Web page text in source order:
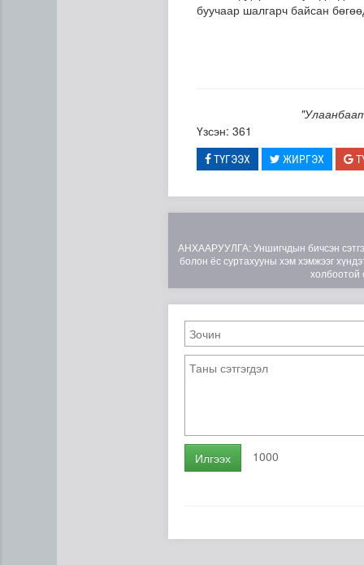
буучаар шалгарч байсан
Үзсэн: 361
ТҮГЭЭХ ЖИРГЭХ
АНХААРУУЛГА: Уншигчдын бичсэн
болон ёс суртахууны хэм хэмжээг
холбоотой
Илгээх 1000